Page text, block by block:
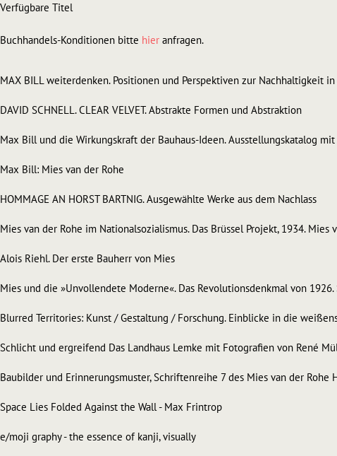
Verfügbare Titel
Buchhandels-Konditionen bitte hier anfragen.
MAX BILL weiterdenken. Positionen und Perspektiven zur Nachhaltigkeit
DAVID SCHNELL. CLEAR VELVET. Abstrakte Formen und Abstraktion
Max Bill und die Wirkungskraft der Bauhaus-Ideen. Ausstellungskatalog mit
Max Bill: Mies van der Rohe
HOMMAGE AN HORST BARTNIG. Ausgewählte Werke aus dem Nachlass
Mies van der Rohe im Nationalsozialismus. Das Brüssel Projekt, 1934.
Alois Riehl. Der erste Bauherr von Mies
Mies und die »Unvollendete Moderne«. Das Revolutionsdenkmal von
Blurred Territories: Kunst / Gestaltung / Forschung. Einblicke in die
Schlicht und ergreifend Das Landhaus Lemke mit Fotografien von René
Baubilder und Erinnerungsmuster, Schriftenreihe 7 des Mies van der Rohe
Space Lies Folded Against the Wall - Max Frintrop
e/moji graphy - the essence of kanji, visually